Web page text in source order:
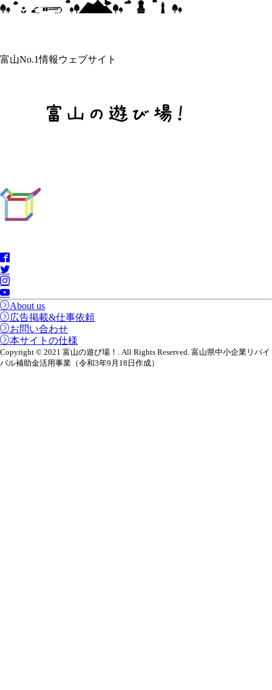
富山No.1情報ウェブサイト
About us
広告掲載&仕事依頼
お問い合わせ
本サイトの仕様
Copyright © 2021 富山の遊び場！. All Rights Reserved. 富山県中小企業リバイ
バル補助金活用事業（令和3年9月18日作成）